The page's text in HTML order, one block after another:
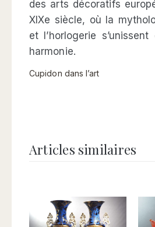
des arts décoratifs
XIXe siècle, où la
et l’horlogerie
harmonie.
Cupidon dans l’art
Articles similaires